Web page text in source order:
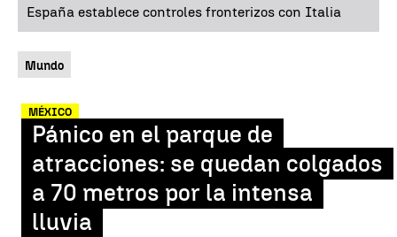
España establece controles fronterizos con Italia
Mundo
MÉXICO
Pánico en el parque de
atracciones: se quedan colgados
a 70 metros por la intensa
lluvia